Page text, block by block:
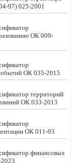
97) 025-2001
ОК 009-
ОК 035-2015
территорий
ОК 033-2013
ОК 011-93
финансовых